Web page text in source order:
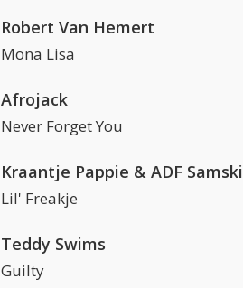
Robert Van Hemert
Mona Lisa
Afrojack
Never Forget You
Kraantje Pappie & ADF Samski
Lil' Freakje
Teddy Swims
Guilty